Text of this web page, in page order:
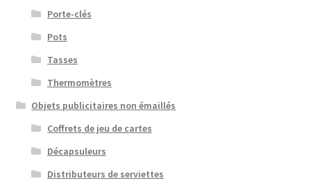
Porte-clés
Pots
Tasses
Thermomètres
Objets publicitaires non émaillés
Coffrets de jeu de cartes
Décapsuleurs
Distributeurs de serviettes